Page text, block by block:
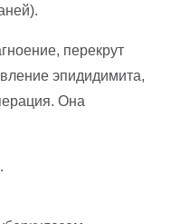
перекрут
эпидидимита,
Она